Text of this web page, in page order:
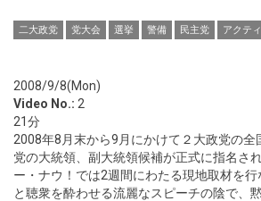
二大政党 党大会 選挙 警備 民主党 アクテ
2008/9/8(Mon)
Video No.: 2
21分
2008年8月末から9月にかけて２大政党の全
党の大統領、副大統領候補が正式に指名さ
ー・ナウ！では2週間にわたる現地取材を
と聴衆を酔わせる流麗なスピーチの陰で、